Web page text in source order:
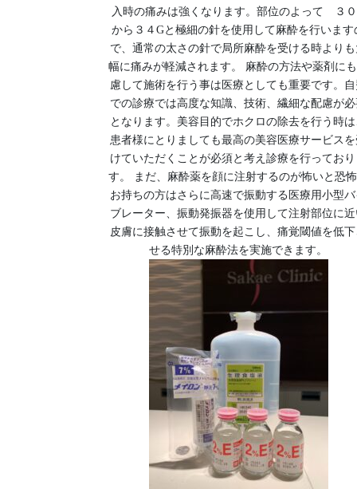
入時の痛みは強くなります。部位のよって ３
から３４Gと極細の針を使用して麻酔を行います
で、通常の太さの針で局所麻酔を受ける時より
幅に痛みが軽減されます。 麻酔の方法や薬剤に
慮して施術を行う事は医療としても重要です。
での診療では高度な知識、技術、繊細な配慮が
となります。美容目的でホクロの除去を行う時
患者様にとりましても最高の美容医療サービス
けていただくことが必須と考え診療を行ってお
す。 まだ、麻酔薬を顔に注射するのが怖いと恐
お持ちの方はさらに高速で振動する医療用小型
ブレーター、振動発振器を使用して注射部位に
皮膚に接触させて振動を起こし、痛覚閾値を低
せる特別な麻酔法を実施できます。